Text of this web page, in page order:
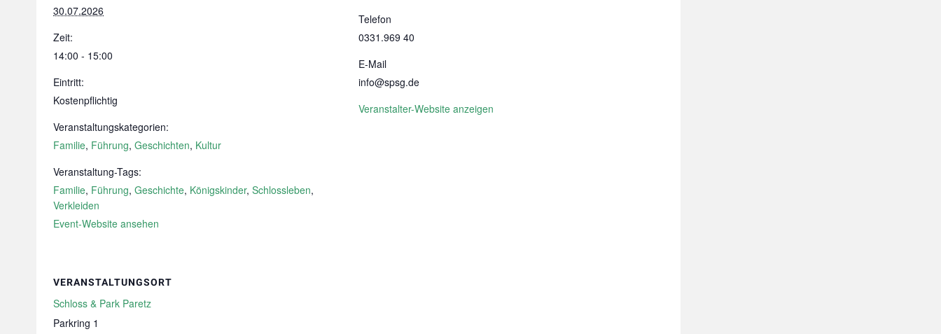
30.07.2026
Zeit:
14:00 - 15:00
Eintritt:
Kostenpflichtig
Veranstaltungskategorien:
Familie, Führung, Geschichten, Kultur
Veranstaltung-Tags:
Familie, Führung, Geschichte, Königskinder, Schlossleben,
Verkleiden
Event-Website ansehen
Telefon
0331.969 40
E-Mail
info@spsg.de
Veranstalter-Website anzeigen
VERANSTALTUNGSORT
Schloss & Park Paretz
Parkring 1